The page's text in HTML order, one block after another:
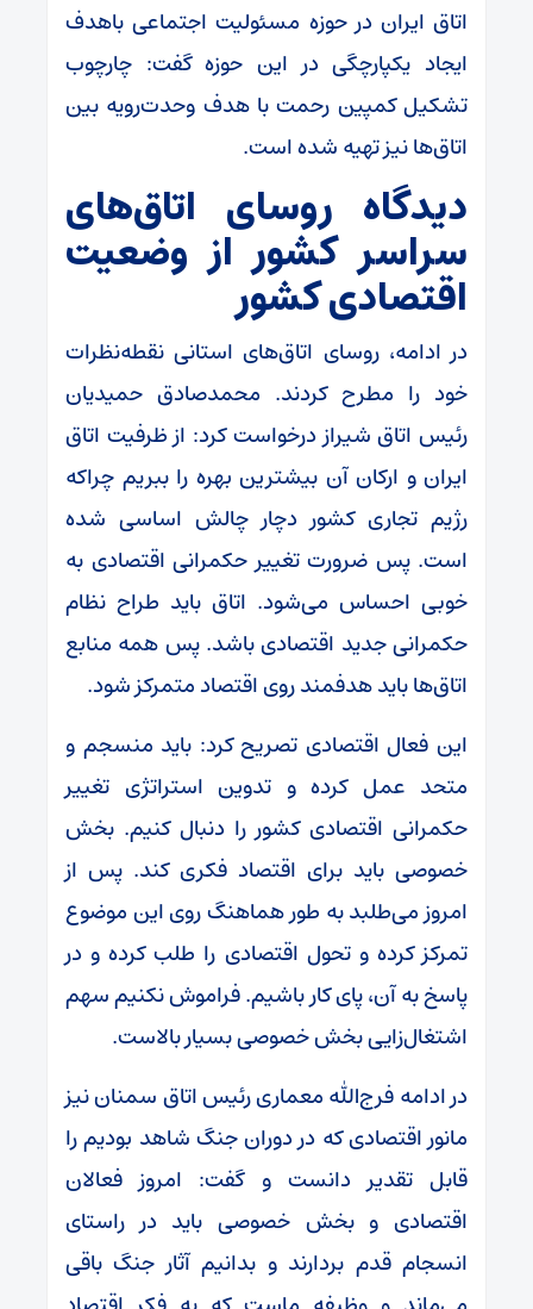
اتاق ایران در حوزه مسئولیت اجتماعی باهدف
ایجاد یکپارچگی در این حوزه گفت: چارچوب
تشکیل کمپین رحمت با هدف وحدت‌رویه بین
اتاق‌ها نیز تهیه شده است.
دیدگاه روسای اتاق‌های
سراسر کشور از وضعیت
اقتصادی کشور
در ادامه، روسای اتاق‌های استانی نقطه‌نظرات
خود را مطرح کردند. محمدصادق حمیدیان
رئیس اتاق شیراز درخواست کرد: از ظرفیت اتاق
ایران و ارکان آن بیشترین بهره را ببریم چراکه
رژیم تجاری کشور دچار چالش اساسی شده
است. پس ضرورت تغییر حکمرانی اقتصادی به
خوبی احساس می‌شود. اتاق باید طراح نظام
حکمرانی جدید اقتصادی باشد. پس همه منابع
اتاق‌ها باید هدفمند روی اقتصاد متمرکز شود.
این فعال اقتصادی تصریح کرد: باید منسجم و
متحد عمل کرده و تدوین استراتژی تغییر
حکمرانی اقتصادی کشور را دنبال کنیم. بخش
خصوصی باید برای اقتصاد فکری کند. پس از
امروز می‌طلبد به طور هماهنگ روی این موضوع
تمرکز کرده و تحول اقتصادی را طلب کرده و در
پاسخ به آن، پای کار باشیم. فراموش نکنیم سهم
اشتغال‌زایی بخش خصوصی بسیار بالاست.
در ادامه فرج‌الله معماری رئیس اتاق سمنان نیز
مانور اقتصادی که در دوران جنگ شاهد بودیم را
قابل تقدیر دانست و گفت: امروز فعالان
اقتصادی و بخش خصوصی باید در راستای
انسجام قدم بردارند و بدانیم آثار جنگ باقی